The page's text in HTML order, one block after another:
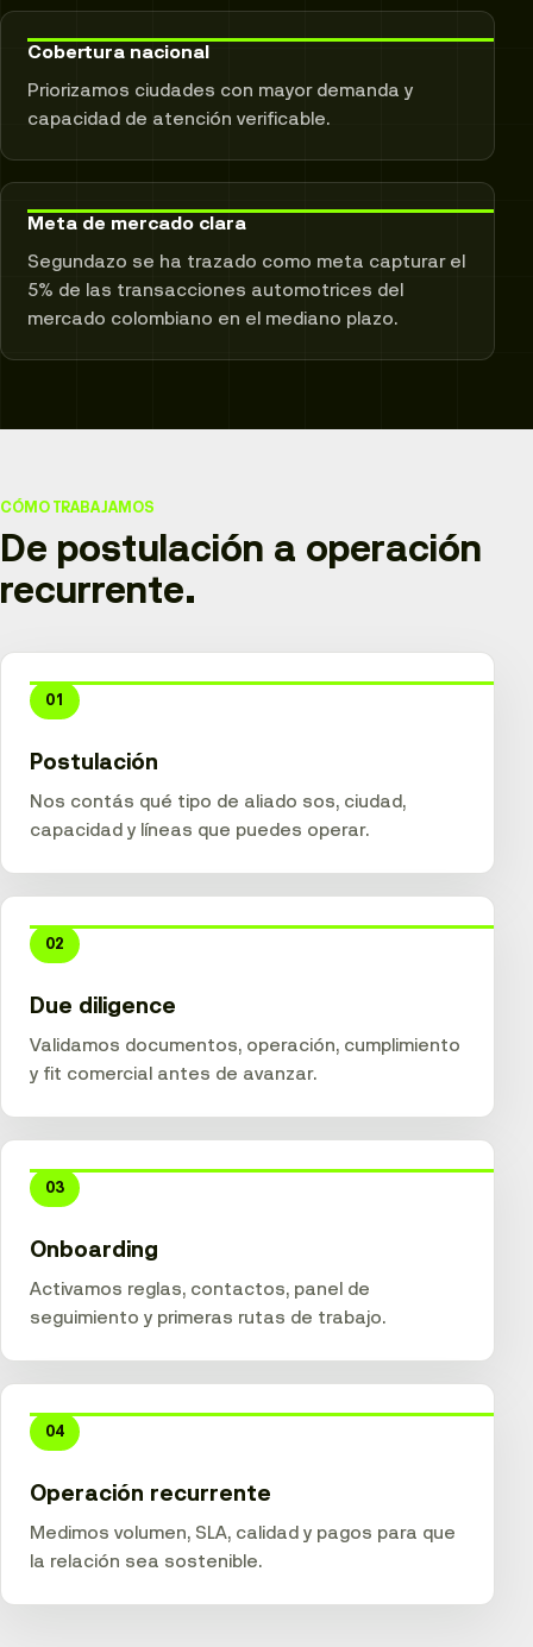
Cobertura nacional
Priorizamos ciudades con mayor demanda y
capacidad de atención verificable.
Meta de mercado clara
Segundazo se ha trazado como meta capturar el
5% de las transacciones automotrices del
mercado colombiano en el mediano plazo.
CÓMO TRABAJAMOS
De postulación a operación
recurrente.
01
Postulación
Nos contás qué tipo de aliado sos, ciudad,
capacidad y líneas que puedes operar.
02
Due diligence
Validamos documentos, operación, cumplimiento
y fit comercial antes de avanzar.
03
Onboarding
Activamos reglas, contactos, panel de
seguimiento y primeras rutas de trabajo.
04
Operación recurrente
Medimos volumen, SLA, calidad y pagos para que
la relación sea sostenible.